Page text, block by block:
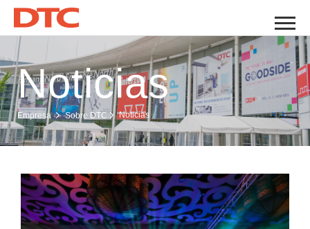
Noticias
Empresa Sobre DTC Noticias